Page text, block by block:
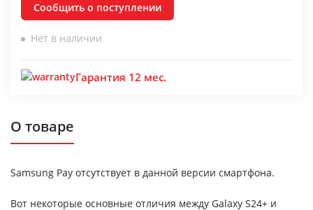
Сообщить о поступлении
Нет в наличии
Гарантия 12 мес.
О товаре
Samsung Pay отсутствует в данной версии смартфона.
Вот некоторые основные отличия между Galaxy S24+ и